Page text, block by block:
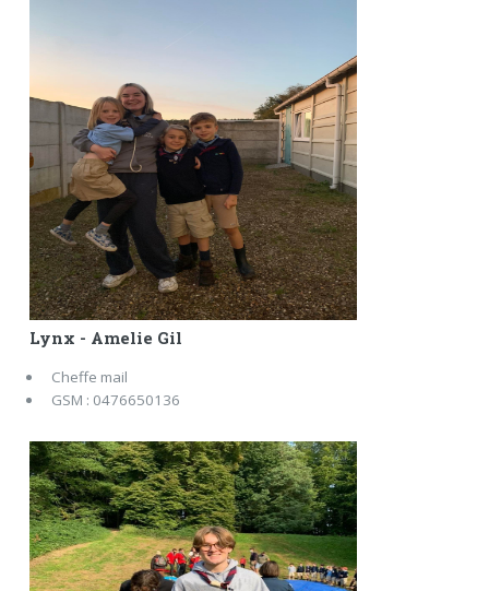
Lynx - Amelie Gil
Cheffe mail
GSM : 0476650136